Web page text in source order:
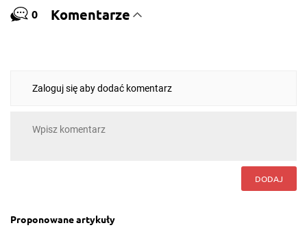
0 Komentarze
Zaloguj się aby dodać komentarz
DODAJ
Proponowane artykuły